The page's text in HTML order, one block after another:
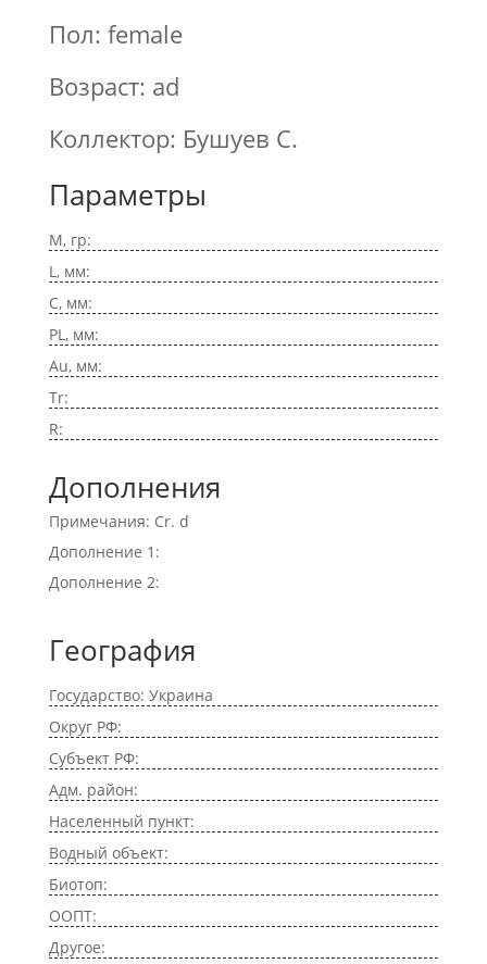
Пол: female
Возраст: ad
Коллектор: Бушуев С.
Параметры
M, гр:
L, мм:
C, мм:
PL, мм:
Au, мм:
Tr:
R:
Дополнения
Примечания: Cr. d
Дополнение 1:
Дополнение 2:
География
Государство: Украина
Округ РФ:
Субъект РФ:
Адм. район:
Населенный пункт:
Водный объект:
Биотоп:
ООПТ:
Другое: